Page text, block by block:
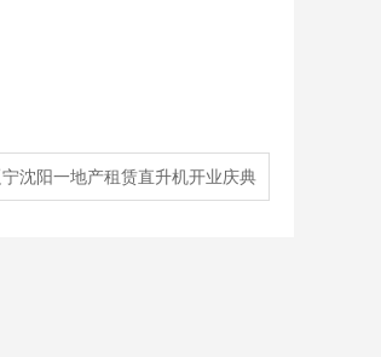
沈阳一地产租赁直升机开业庆典